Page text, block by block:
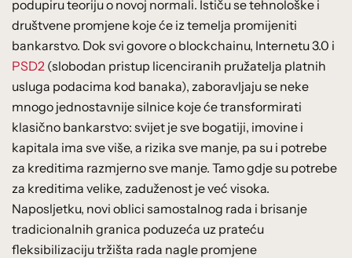
podupiru teoriju o novoj normali. Ističu se tehnološke i
društvene promjene koje će iz temelja promijeniti
bankarstvo. Dok svi govore o blockchainu, Internetu 3.0 i
PSD2 (slobodan pristup licenciranih pružatelja platnih
usluga podacima kod banaka), zaboravljaju se neke
mnogo jednostavnije silnice koje će transformirati
klasično bankarstvo: svijet je sve bogatiji, imovine i
kapitala ima sve više, a rizika sve manje, pa su i potrebe
za kreditima razmjerno sve manje. Tamo gdje su potrebe
za kreditima velike, zaduženost je već visoka.
Naposljetku, novi oblici samostalnog rada i brisanje
tradicionalnih granica poduzeća uz prateću
fleksibilizaciju tržišta rada nagle promjene